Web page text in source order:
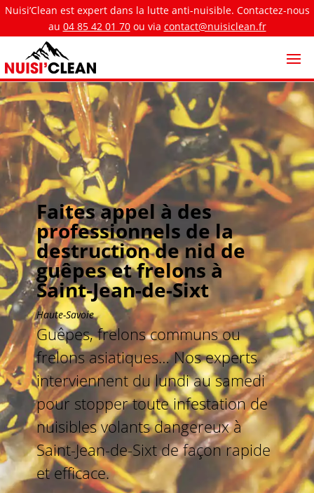
Nuisi’Clean est expert dans la lutte anti-nuisible. Contactez-nous
au 04 85 42 01 70ou via contact@nuisiclean.fr
Faites appel à des
professionnels de la
destruction de nid de
guêpes et frelons à
Saint-Jean-de-Sixt
Haute-Savoie
Guêpes, frelons communs ou
frelons asiatiques… Nos experts
interviennent du lundi au samedi
pour stopper toute infestation de
nuisibles volants dangereux à
Saint-Jean-de-Sixt de façon rapide
et efficace.